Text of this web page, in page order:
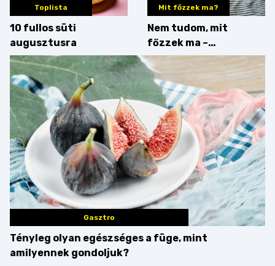
Toplista
10 fullos süti
augusztusra
Mit főzzek ma?
Nem tudom, mit
főzzek ma –
Villámgyors menü
Gasztro
Tényleg olyan egészséges a füge, mint
amilyennek gondoljuk?